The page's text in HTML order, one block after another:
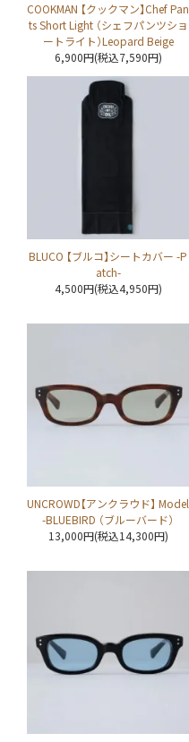
COOKMAN 【クックマン】Chef Pan
ts Short Light （シェフパンツショ
ートライト）Leopard Beige
6,900円(税込7,590円)
BLUCO 【ブルコ】シートカバー -P
atch-
4,500円(税込4,950円)
UNCROWD【アンクラウド】 Model
-BLUEBIRD （ブルーバード）
13,000円(税込14,300円)